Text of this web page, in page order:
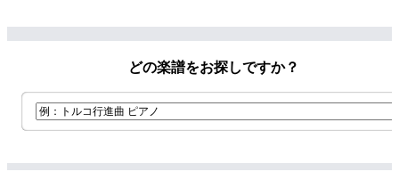
どの楽譜をお探しですか？